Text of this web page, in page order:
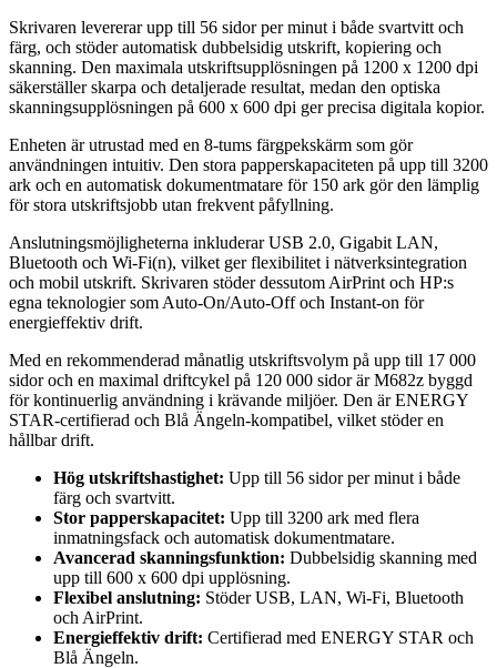
Skrivaren levererar upp till 56 sidor per minut i både svartvitt och
färg, och stöder automatisk dubbelsidig utskrift, kopiering och
skanning. Den maximala utskriftsupplösningen på 1200 x 1200 dpi
säkerställer skarpa och detaljerade resultat, medan den optiska
skanningsupplösningen på 600 x 600 dpi ger precisa digitala kopior.
Enheten är utrustad med en 8-tums färgpekskärm som gör
användningen intuitiv. Den stora papperskapaciteten på upp till 3200
ark och en automatisk dokumentmatare för 150 ark gör den lämplig
för stora utskriftsjobb utan frekvent påfyllning.
Anslutningsmöjligheterna inkluderar USB 2.0, Gigabit LAN,
Bluetooth och Wi-Fi(n), vilket ger flexibilitet i nätverksintegration
och mobil utskrift. Skrivaren stöder dessutom AirPrint och HP:s
egna teknologier som Auto-On/Auto-Off och Instant-on för
energieffektiv drift.
Med en rekommenderad månatlig utskriftsvolym på upp till 17 000
sidor och en maximal driftcykel på 120 000 sidor är M682z byggd
för kontinuerlig användning i krävande miljöer. Den är ENERGY
STAR-certifierad och Blå Ängeln-kompatibel, vilket stöder en
hållbar drift.
Hög utskriftshastighet: Upp till 56 sidor per minut i både
färg och svartvitt.
Stor papperskapacitet: Upp till 3200 ark med flera
inmatningsfack och automatisk dokumentmatare.
Avancerad skanningsfunktion: Dubbelsidig skanning med
upp till 600 x 600 dpi upplösning.
Flexibel anslutning: Stöder USB, LAN, Wi-Fi, Bluetooth
och AirPrint.
Energieffektiv drift: Certifierad med ENERGY STAR och
Blå Ängeln.